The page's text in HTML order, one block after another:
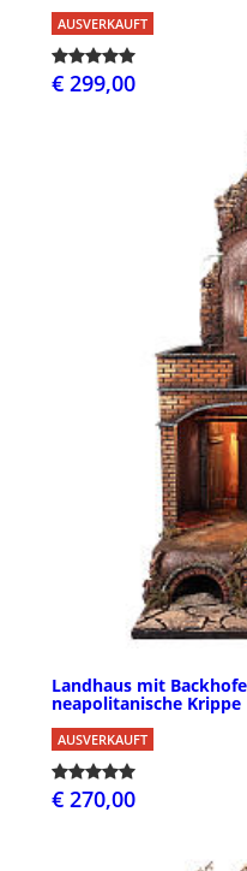
AUSVERKAUFT
€ 299,00
Landhaus mit
neapolitanische Krippe
AUSVERKAUFT
€ 270,00